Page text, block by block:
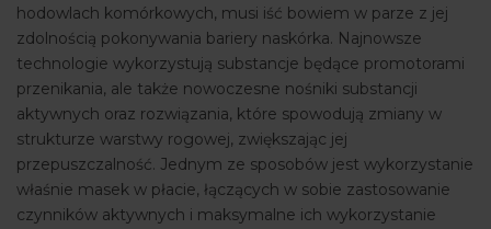
hodowlach komórkowych, musi iść bowiem w parze z jej
zdolnością pokonywania bariery naskórka. Najnowsze
technologie wykorzystują substancje będące promotorami
przenikania, ale także nowoczesne nośniki substancji
aktywnych oraz rozwiązania, które spowodują zmiany w
strukturze warstwy rogowej, zwiększając jej
przepuszczalność. Jednym ze sposobów jest wykorzystanie
właśnie masek w płacie, łączących w sobie zastosowanie
czynników aktywnych i maksymalne ich wykorzystanie